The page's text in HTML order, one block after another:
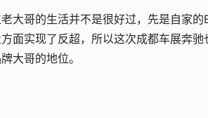
大哥的生活并不是很好过，先是自家的
面实现了反超，所以这次成都车展奔驰
大哥的地位。